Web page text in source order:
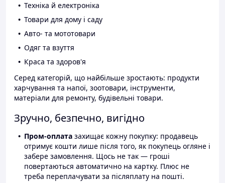
Техніка й електроніка
Товари для дому і саду
Авто- та мототовари
Одяг та взуття
Краса та здоров'я
Серед категорій, що найбільше зростають: продукти
харчування та напої, зоотовари, інструменти,
матеріали для ремонту, будівельні товари.
Зручно, безпечно, вигідно
Пром-оплата захищає кожну покупку: продавець
отримує кошти лише після того, як покупець огляне і
забере замовлення. Щось не так — гроші
повертаються автоматично на картку. Плюс не
треба переплачувати за післяплату на пошті.